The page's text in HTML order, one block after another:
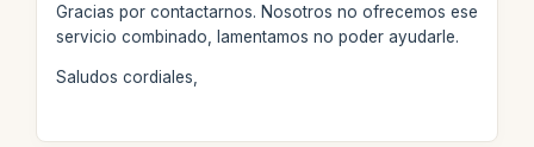
Gracias por contactarnos. Nosotros no ofrecemos ese
servicio combinado, lamentamos no poder ayudarle.
Saludos cordiales,